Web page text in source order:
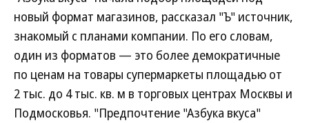
новый формат магазинов, рассказал "Ъ" источник,
знакомый с планами компании. По его словам,
один из форматов — это более демократичные
по ценам на товары супермаркеты площадью от
2 тыс. до 4 тыс. кв. м в торговых центрах Москвы и
Подмосковья. "Предпочтение "Азбука вкуса"